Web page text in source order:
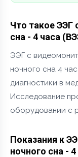
Что такое ЭЭГ
сна - 4 часа
ЭЭГ с
ночного сна 4
диагностики в
Исследование
оборудовании с
Показания к
ночного сна -